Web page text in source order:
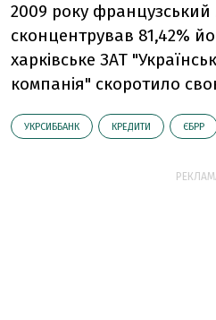
2009 року французський
сконцентрував 81,42%
харківське ЗАТ
компанія" скоротило
УКРСИББАНК КРЕДИТИ ЄБРР